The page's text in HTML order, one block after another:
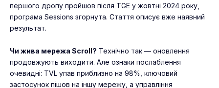
першого дропу пройшов після TGE у жовтні 2024 року,
програма Sessions згорнута. Стаття описує вже наявний
результат.
Чи жива мережа Scroll? Технічно так — оновлення
продовжують виходити. Але ознаки послаблення
очевидні: TVL упав приблизно на 98%, ключовий
застосунок пішов на іншу мережу, а управління